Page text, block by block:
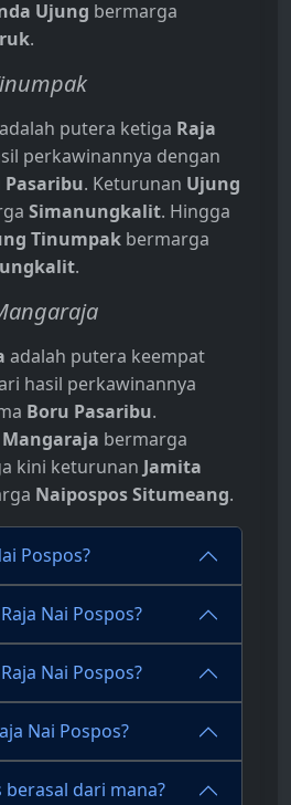
Ujung bermarga
.
adalah putera ketiga Raja
perkawinannya dengan
Pasaribu. Keturunan Ujung
Simanungkalit. Hingga
Tinumpak bermarga
.
adalah putera keempat
hasil perkawinannya
Boru Pasaribu.
bermarga
kini keturunan Jamita
Naipospos Situmeang.
Pospos?
Nai Pospos?
Nai Pospos?
Nai Pospos?
berasal dari mana?